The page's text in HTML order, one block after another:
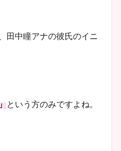
田中瞳アナの彼氏のイニ
という方のみですよね。